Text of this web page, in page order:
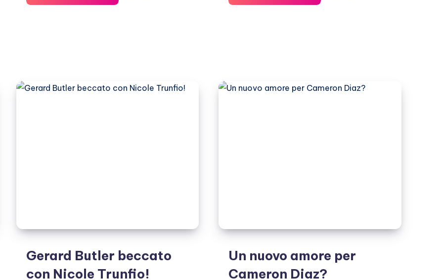
Butler
un
Butler
colleghe
Gerard Butler beccato
con Nicole Trunfio!
Un nuovo amore per
Cameron Diaz?